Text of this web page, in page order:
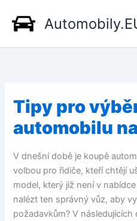
obsah
Tipy pro
automobilu
V dnešní době je koupě
volbou pro řidiče, kteří chtějí
model, který již není v
nalézt ten správný vůz, aby
požadavkům? V